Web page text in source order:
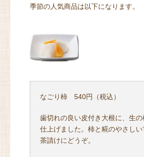
季節の人気商品は以下になります。
なごり柿 540円（税込）
歯切れの良い皮付き大根に、生
仕上げました。柿と糀のやさし
茶請けにどうぞ。